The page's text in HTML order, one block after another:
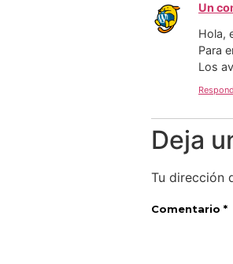
Un
Hola,
Para
Los
Deja
Tu dirección
Comentario *